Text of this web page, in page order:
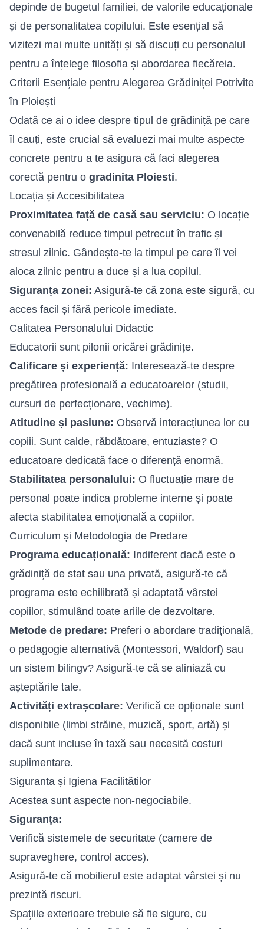
depinde de bugetul familiei, de valorile educaționale
și de personalitatea copilului. Este esențial să
vizitezi mai multe unități și să discuți cu personalul
pentru a înțelege filosofia și abordarea fiecăreia.
Criterii Esențiale pentru Alegerea Grădiniței Potrivite
în Ploiești
Odată ce ai o idee despre tipul de grădiniță pe care
îl cauți, este crucial să evaluezi mai multe aspecte
concrete pentru a te asigura că faci alegerea
corectă pentru o gradinita Ploiesti.
Locația și Accesibilitatea
Proximitatea față de casă sau serviciu: O locație
convenabilă reduce timpul petrecut în trafic și
stresul zilnic. Gândește-te la timpul pe care îl vei
aloca zilnic pentru a duce și a lua copilul.
Siguranța zonei: Asigură-te că zona este sigură, cu
acces facil și fără pericole imediate.
Calitatea Personalului Didactic
Educatorii sunt pilonii oricărei grădinițe.
Calificare și experiență: Interesează-te despre
pregătirea profesională a educatoarelor (studii,
cursuri de perfecționare, vechime).
Atitudine și pasiune: Observă interacțiunea lor cu
copiii. Sunt calde, răbdătoare, entuziaste? O
educatoare dedicată face o diferență enormă.
Stabilitatea personalului: O fluctuație mare de
personal poate indica probleme interne și poate
afecta stabilitatea emoțională a copiilor.
Curriculum și Metodologia de Predare
Programa educațională: Indiferent dacă este o
grădiniță de stat sau una privată, asigură-te că
programa este echilibrată și adaptată vârstei
copiilor, stimulând toate ariile de dezvoltare.
Metode de predare: Preferi o abordare tradițională,
o pedagogie alternativă (Montessori, Waldorf) sau
un sistem bilingv? Asigură-te că se aliniază cu
așteptările tale.
Activități extrașcolare: Verifică ce opționale sunt
disponibile (limbi străine, muzică, sport, artă) și
dacă sunt incluse în taxă sau necesită costuri
suplimentare.
Siguranța și Igiena Facilităților
Acestea sunt aspecte non-negociabile.
Siguranța:
Verifică sistemele de securitate (camere de
supraveghere, control acces).
Asigură-te că mobilierul este adaptat vârstei și nu
prezintă riscuri.
Spațiile exterioare trebuie să fie sigure, cu